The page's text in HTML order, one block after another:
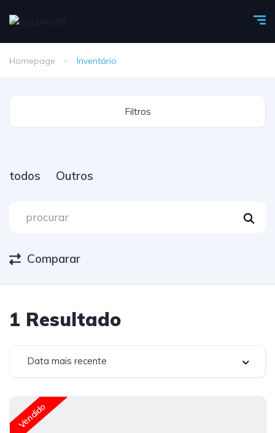
Homepage Inventário
Filtros
todos Outros
Comparar
1 Resultado
Data mais recente
Vendido